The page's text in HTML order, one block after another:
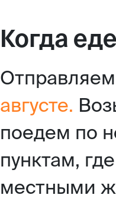
Когда
августе.
поедем по
пунктам,
местными